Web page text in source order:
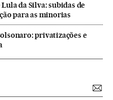
da Silva: subidas de
para as minorias
privatizações e